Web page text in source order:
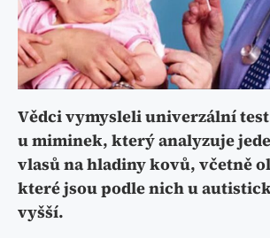
Vědci vymysleli univerzální
u miminek, který analyzuje
vlasů na hladiny kovů, včetně
které jsou podle nich u
vyšší.